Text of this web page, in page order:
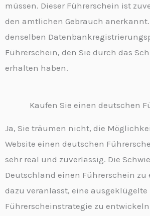
müssen. Dieser Führerschein ist
den amtlichen Gebrauch
denselben
Führerschein, den Sie durch das
erhalten haben.
Kaufen Sie einen deutschen
Ja, Sie träumen nicht, die
Website einen deutschen
sehr real und zuverlässig. Die
Deutschland einen Führerschein
dazu veranlasst, eine ausgeklügelte
Führerscheinstrategie zu